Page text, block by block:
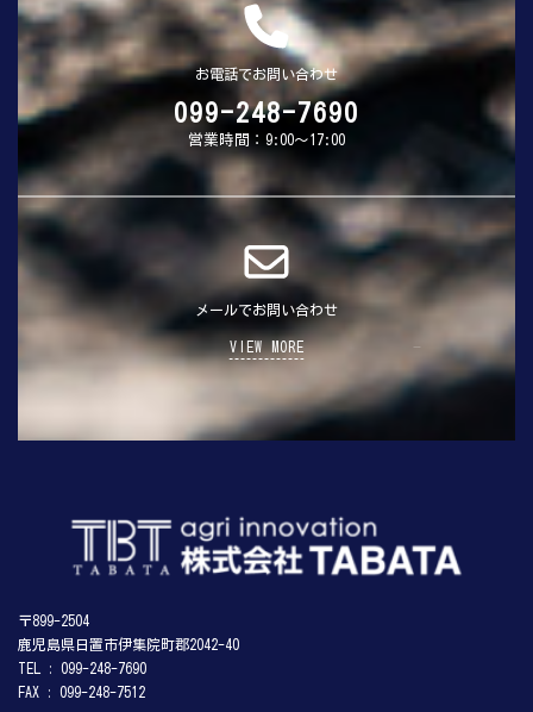
お電話でお問い合わせ
099-248-7690
営業時間：9:00～17:00
メールでお問い合わせ
VIEW MORE
〒899-2504
鹿児島県日置市伊集院町郡2042-40
TEL : 099-248-7690
FAX : 099-248-7512